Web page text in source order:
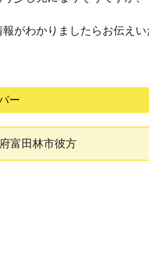
がわかりましたらお伝えい
ー
富田林市彼方